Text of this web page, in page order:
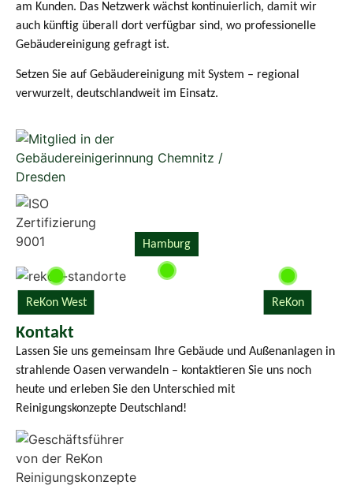
ReKon
ReKon West
Hamburg
am Kunden. Das Netzwerk wächst kontinuierlich, damit wir
auch künftig überall dort verfügbar sind, wo professionelle
Gebäudereinigung gefragt ist.
Setzen Sie auf Gebäudereinigung mit System – regional
verwurzelt, deutschlandweit im Einsatz.
Kontakt
Lassen Sie uns gemeinsam Ihre Gebäude und Außenanlagen in
strahlende Oasen verwandeln – kontaktieren Sie uns noch
heute und erleben Sie den Unterschied mit
Reinigungskonzepte Deutschland!